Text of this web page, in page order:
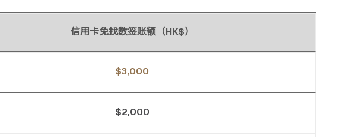
信用卡免找数签账额（HK$）
$3,000
$2,000